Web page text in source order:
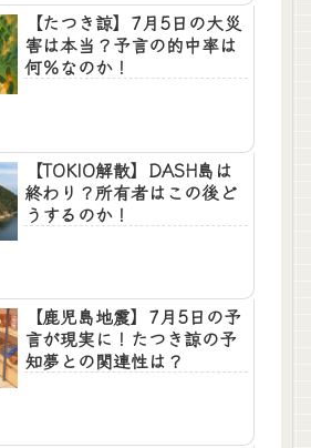
【たつき諒】7月5日の大災
害は本当？予言の的中率は
何％なのか！
【TOKIO解散】DASH島は
終わり？所有者はこの後ど
うするのか！
【鹿児島地震】7月5日の予
言が現実に！たつき諒の予
知夢との関連性は？